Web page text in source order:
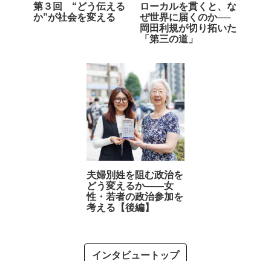
第３回 “どう伝える
か”が社会を変える
ローカルを貫くと、な
ぜ世界に届くのか──
岡田利規が切り拓いた
「第三の道」
夫婦別姓を阻む政治を
どう変えるか――女
性・若者の政治参加を
考える【後編】
インタビュートップ